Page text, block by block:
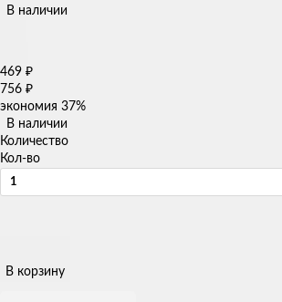
В наличии
469 ₽
756 ₽
экономия 37%
В наличии
Количество
Кол-во
В корзину